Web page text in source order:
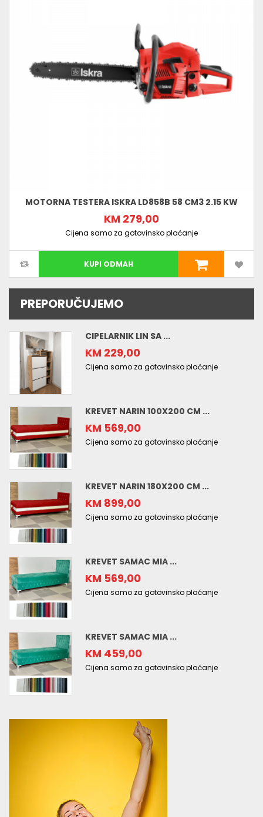
MOTORNA TESTERA ISKRA LD858B 58 CM3 2.15 KW
KM 279,00
Cijena samo za gotovinsko plaćanje
KUPI ODMAH
PREPORUČUJEMO
CIPELARNIK LIN SA ...
KM 229,00
Cijena samo za gotovinsko plaćanje
KREVET NARIN 100X200 CM ...
KM 569,00
Cijena samo za gotovinsko plaćanje
KREVET NARIN 180X200 CM ...
KM 899,00
Cijena samo za gotovinsko plaćanje
KREVET SAMAC MIA ...
KM 569,00
Cijena samo za gotovinsko plaćanje
KREVET SAMAC MIA ...
KM 459,00
Cijena samo za gotovinsko plaćanje